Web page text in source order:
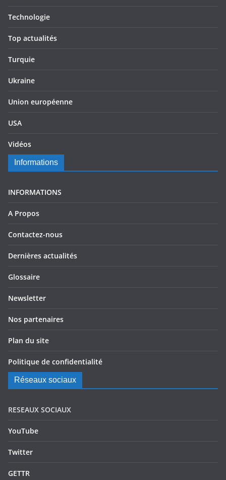
Technologie
Top actualités
Turquie
Ukraine
Union européenne
USA
Vidéos
Informations
INFORMATIONS
A Propos
Contactez-nous
Dernières actualités
Glossaire
Newsletter
Nos partenaires
Plan du site
Politique de confidentialité
Réseaux sociaux
RESEAUX SOCIAUX
YouTube
Twitter
GETTR